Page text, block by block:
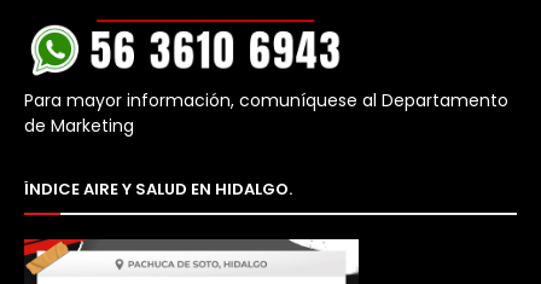
Para mayor información, comuníquese al Departamento
de Marketing
ÍNDICE AIRE Y SALUD EN HIDALGO.